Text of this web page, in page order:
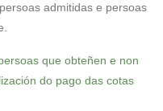
admitidas e persoas
que obteñen e non
do pago das cotas